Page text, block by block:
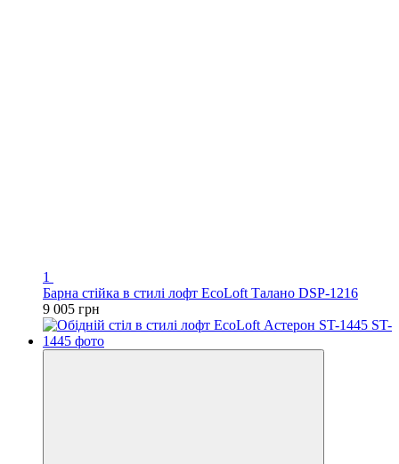
1
Барна стійка в стилі лофт EcoLoft Талано DSP-1216
9 005 грн